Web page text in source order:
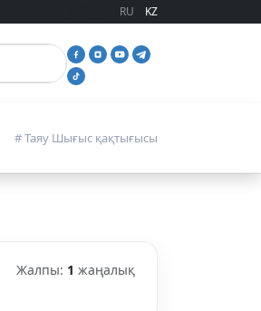
RU KZ
# Таяу Шығыс қақтығысы
Жалпы: 1 жаңалық